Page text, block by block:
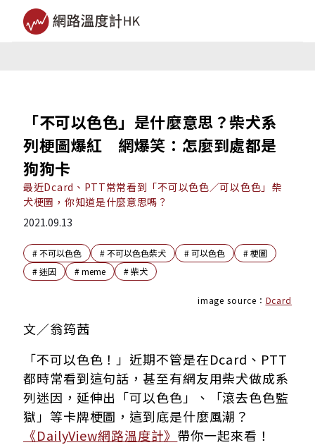
「不可以色色」是什麼意思？柴犬系
列梗圖爆紅 網爆笑：​​怎麼到處都是
狗狗卡
最近Dcard、PTT常常看到「不可以色色／可以色色」柴
犬梗圖，你知道是什麼意思嗎？
2021.09.13
#不可以色色 #不可以色色柴犬 #可以色色 #梗圖
#迷因 #meme #柴犬
image source： Dcard
文／翁筠茜
「不可以色色！」近期不管是在Dcard、PTT
都時常看到這句話，甚至有網友用柴犬做成系
列迷因，延伸出「可以色色」、「滾去色色監
獄」等卡牌梗圖，這到底是什麼風潮？
《DailyView網路溫度計》 帶你一起來看！